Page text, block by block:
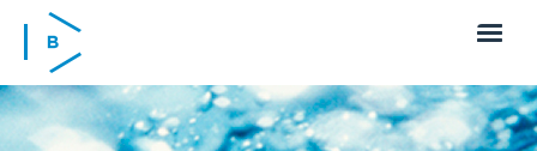
Skip to main content